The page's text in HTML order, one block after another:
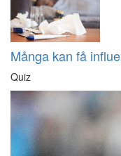
Många kan få
Quiz